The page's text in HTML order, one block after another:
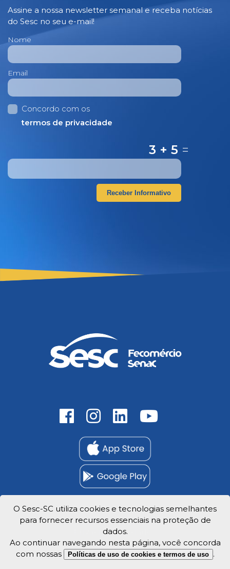
Assine a nossa newsletter semanal e receba notícias
do Sesc no seu e-mail!
Nome
Email
Concordo com os
termos de privacidade
3 + 5 =
Receber Informativo
Trabalhe Conosco
Privacidade e dados
O Sesc-SC utiliza cookies e tecnologias semelhantes
para fornecer recursos essenciais na proteção de
dados.
Ao continuar navegando nesta página, você concorda
com nossas
Políticas de uso de cookies e termos de uso .